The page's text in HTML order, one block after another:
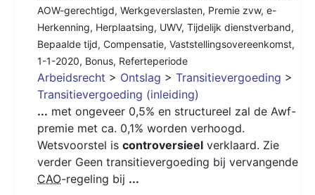
AOW-gerechtigd, Werkgeverslasten, Premie zvw, e-
Herkenning, Herplaatsing, UWV, Tijdelijk dienstverband,
Bepaalde tijd, Compensatie, Vaststellingsovereenkomst,
1-1-2020, Bonus, Referteperiode
Arbeidsrecht > Ontslag > Transitievergoeding >
Transitievergoeding (inleiding)
... met ongeveer 0,5% en structureel zal de Awf-
premie met ca. 0,1% worden verhoogd.
Wetsvoorstel is controversieel verklaard. Zie
verder Geen transitievergoeding bij vervangende
CAO-regeling bij ...